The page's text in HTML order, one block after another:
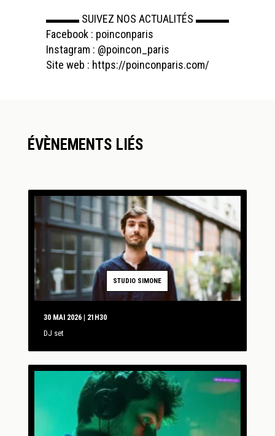
▬▬▬ SUIVEZ NOS ACTUALITÉS ▬▬▬
Facebook : poinconparis
Instagram : @poincon_paris
Site web : https://poinconparis.com/
ÉVÈNEMENTS LIÉS
STUDIO SIMONE
30 MAI 2026 | 21H30
DJ set